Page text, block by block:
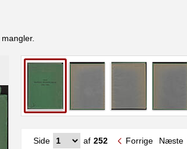
Side af 252 Forrige Næste